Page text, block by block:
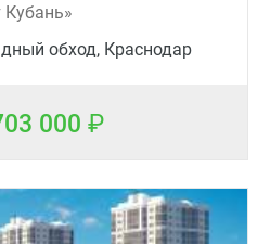
обход, Краснодар
000